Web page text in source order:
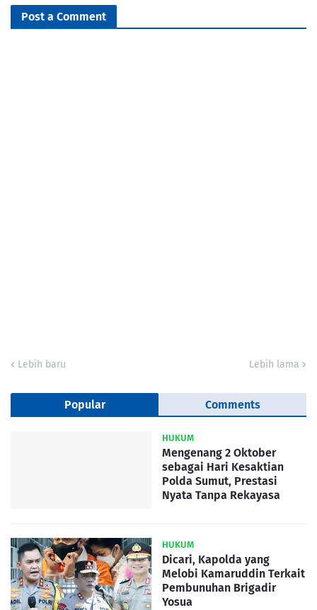
Post a Comment
Lebih baru Lebih lama
Popular Comments
HUKUM
Mengenang 2 Oktober
sebagai Hari Kesaktian
Polda Sumut, Prestasi
Nyata Tanpa Rekayasa
HUKUM
Dicari, Kapolda yang
Melobi Kamaruddin Terkait
Pembunuhan Brigadir
Yosua